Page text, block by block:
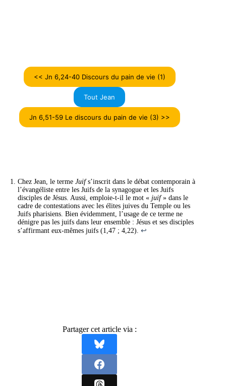
<< Jn 6,24-40 Discours du pain de vie (1)
Tout Jean
Jn 6,51-59 Le discours du pain de vie (3) >>
Chez Jean, le terme Juifs’inscrit dans le débat contemporain à
l’évangéliste entre les Juifs de la synagogue et les Juifs
disciples de Jésus. Aussi, emploie-t-il le mot « juif» dans le
cadre de contestations avec les élites juives du Temple ou les
Juifs pharisiens. Bien évidemment, l’usage de ce terme ne
dénigre pas les juifs dans leur ensemble : Jésus et ses disciples
s’affirmant eux-mêmes juifs (1,47 ; 4,22). ↩︎
Partager cet article via :